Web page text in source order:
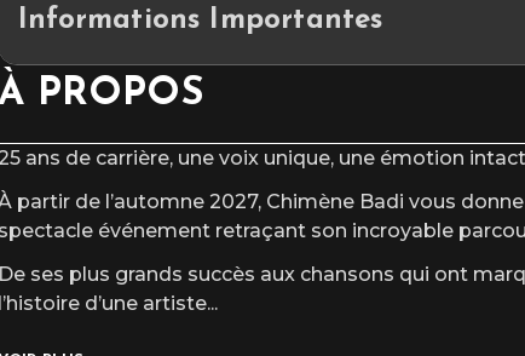
Informations Importantes
Placement : Assis numéroté
L’accès au site et/ou aux places numérotées n’est pas garanti
PROPOS
ans de carrière, une voix unique, une émotion
partir de l’automne 2027, Chimène Badi vous
spectacle événement retraçant son incroyable
De ses plus grands succès aux chansons qui ont
l’histoire d’une artiste...